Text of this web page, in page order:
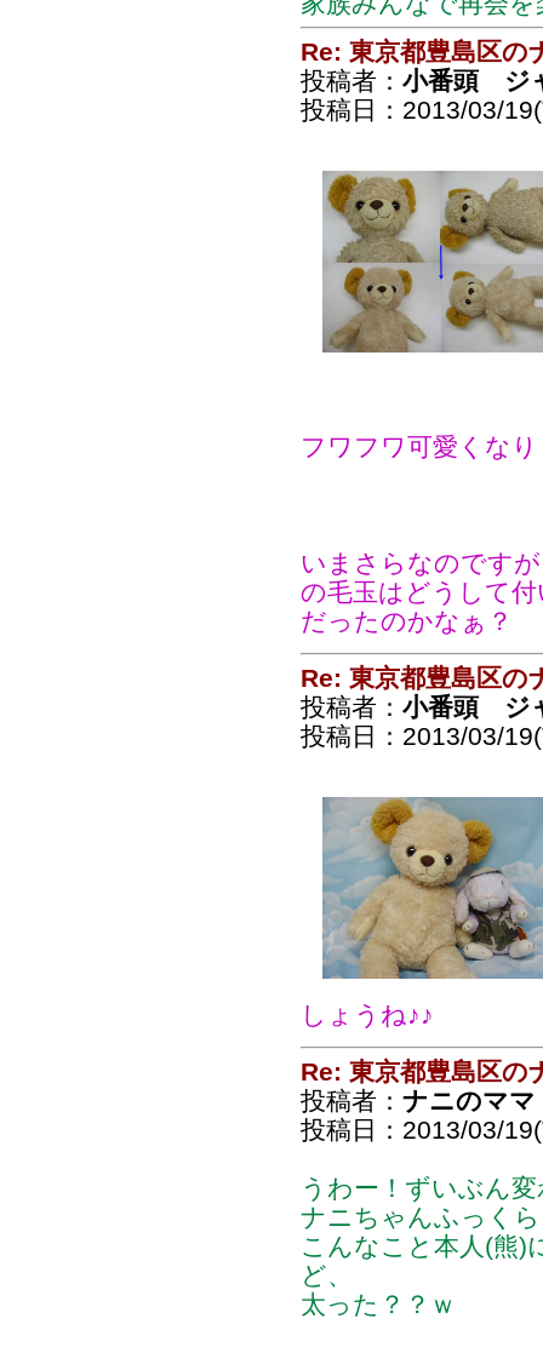
Re: 東京都豊島区の
投稿者： 小番頭 ジ
投稿日：2013/03/
フワフワ可愛くな
いまさらなのです
の毛玉はどうして
だったのかなぁ？
Re: 東京都豊島区の
投稿者： 小番頭 ジ
投稿日：2013/03/
しょうね♪♪
Re: 東京都豊島区の
投稿者： ナニのママ
投稿日：2013/03/
うわー！ずいぶん
ナニちゃんふっく
こんなこと本人(熊)
ど、
太った？？ｗ